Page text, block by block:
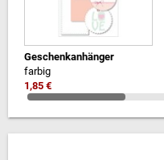
Geschenkanhänger
farbig
1,85 €